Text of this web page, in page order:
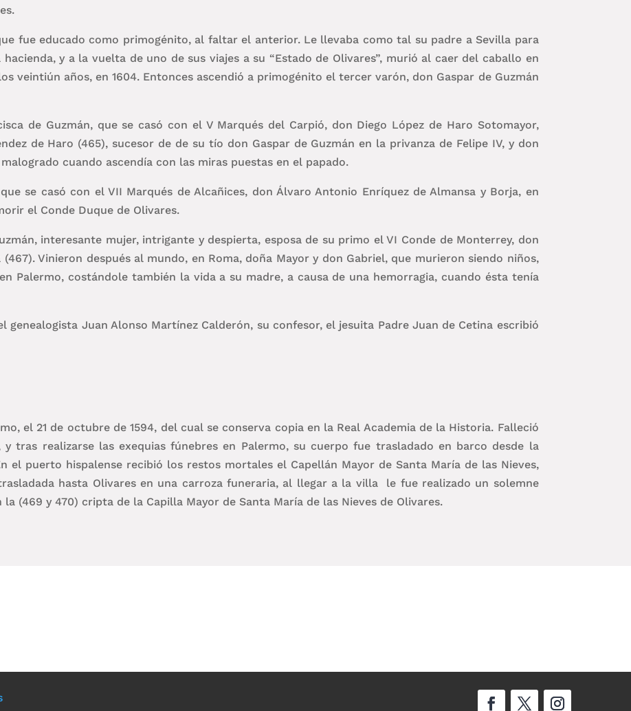
fue educado como primogénito, al faltar el anterior. Le llevaba como tal su padre a Sevilla para
y a la vuelta de uno de sus viajes a su “Estado de Olivares”, murió al caer del caballo en
veintiún años, en 1604. Entonces ascendió a primogénito el tercer varón, don Gaspar de Guzmán
de Guzmán, que se casó con el V Marqués del Carpió, don Diego López de Haro Sotomayor,
de Haro (465), sucesor de de su tío don Gaspar de Guzmán en la privanza de Felipe IV, y don
cuando ascendía con las miras puestas en el papado.
se casó con el VII Marqués de Alcañices, don Álvaro Antonio Enríquez de Almansa y Borja, en
el Conde Duque de Olivares.
interesante mujer, intrigante y despierta, esposa de su primo el VI Conde de Monterrey, don
(467). Vinieron después al mundo, en Roma, doña Mayor y don Gabriel, que murieron siendo niños,
Palermo, costándole también la vida a su madre, a causa de una hemorragia, cuando ésta tenía
genealogista Juan Alonso Martínez Calderón, su confesor, el jesuita Padre Juan de Cetina escribió
el 21 de octubre de 1594, del cual se conserva copia en la Real Academia de la Historia. Falleció
y tras realizarse las exequias fúnebres en Palermo, su cuerpo fue trasladado en barco desde la
el puerto hispalense recibió los restos mortales el Capellán Mayor de Santa María de las Nieves,
hasta Olivares en una carroza funeraria, al llegar a la villa le fue realizado un solemne
(469 y 470) cripta de la Capilla Mayor de Santa María de las Nieves de Olivares.